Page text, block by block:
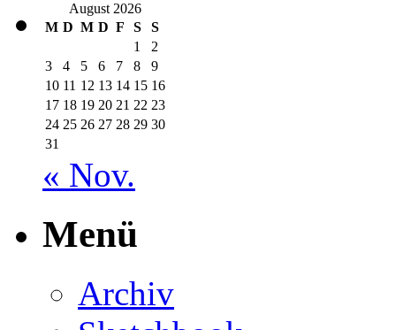
August 2026
M D M D F S
S
1
2
3
4 5 6 7 8
9
10 11 12 13 14 15 16
17 18 19 20 21 22 23
24 25 26 27 28 29 30
31
« Nov.
Menü
Archiv